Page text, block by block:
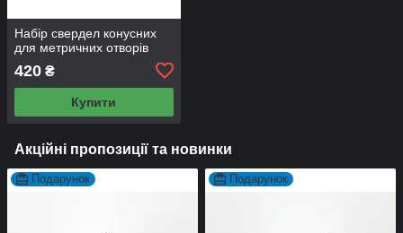
Набір свердел конусних
для метричних отворів
420 ₴
Купити
Акційні пропозиції та новинки
Подарунок Подарунок